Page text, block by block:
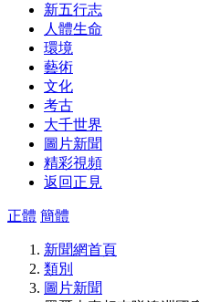
新五行志
人體生命
環境
藝術
文化
考古
大千世界
圖片新聞
精彩視頻
返回正見
正體 簡體
新聞網首頁
類別
圖片新聞